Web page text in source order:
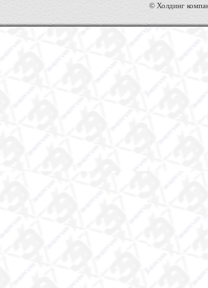
© Холдинг